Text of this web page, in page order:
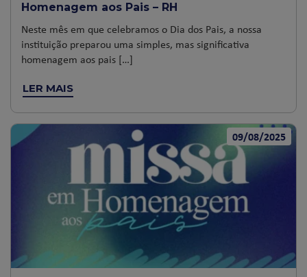
Homenagem aos Pais – RH
Neste mês em que celebramos o Dia dos Pais, a nossa
instituição preparou uma simples, mas significativa
homenagem aos pais […]
LER MAIS
09/08/2025